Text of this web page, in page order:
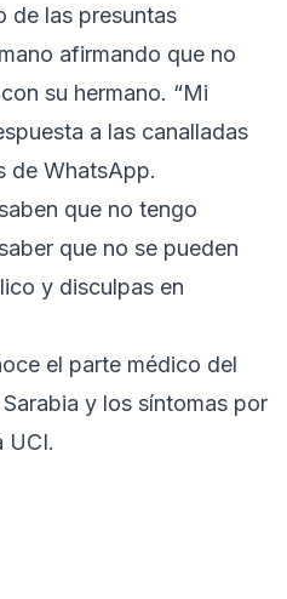
de las presuntas
afirmando que no
su hermano. “Mi
a las canalladas
de WhatsApp.
que no tengo
que no se pueden
y disculpas en
el parte médico del
y los síntomas por
UCI.